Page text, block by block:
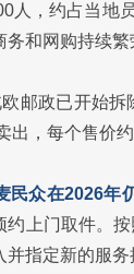
人，约占当地
和网购持续繁
邮政已开始
出，每个售价
民众在2026年
约上门取件。
指定新的服务